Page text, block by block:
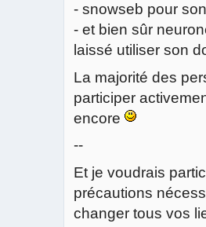
- snowseb pour
- et bien sûr
laissé utiliser son
La majorité des
participer
encore
--
Et je voudrais
précautions
changer tous vos